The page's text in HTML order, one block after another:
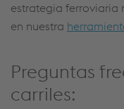
estrategia ferroviaria
en nuestra
Preguntas
carriles: